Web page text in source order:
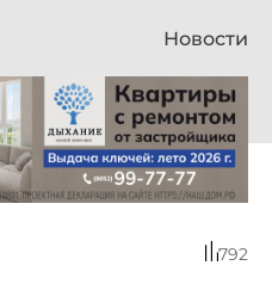
Новости
792